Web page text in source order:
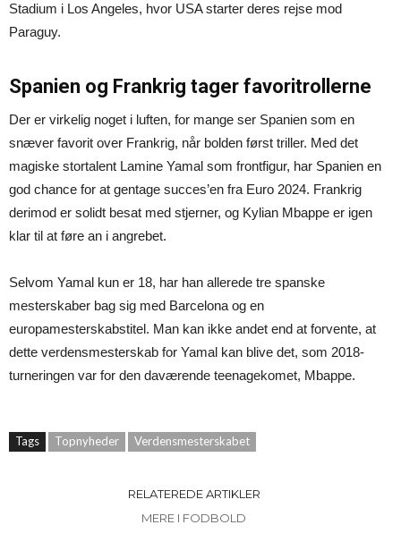
Stadium i Los Angeles, hvor USA starter deres rejse mod
Paraguy.
Spanien og Frankrig tager favoritrollerne
Der er virkelig noget i luften, for mange ser Spanien som en
snæver favorit over Frankrig, når bolden først triller. Med det
magiske stortalent Lamine Yamal som frontfigur, har Spanien en
god chance for at gentage succes’en fra Euro 2024. Frankrig
derimod er solidt besat med stjerner, og Kylian Mbappe er igen
klar til at føre an i angrebet.
Selvom Yamal kun er 18, har han allerede tre spanske
mesterskaber bag sig med Barcelona og en
europamesterskabstitel. Man kan ikke andet end at forvente, at
dette verdensmesterskab for Yamal kan blive det, som 2018-
turneringen var for den daværende teenagekomet, Mbappe.
Tags Topnyheder Verdensmesterskabet
RELATEREDE ARTIKLER
MERE I FODBOLD